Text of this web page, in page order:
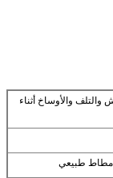
والتلف والأوساخ أثناء
مطاط طبيعي